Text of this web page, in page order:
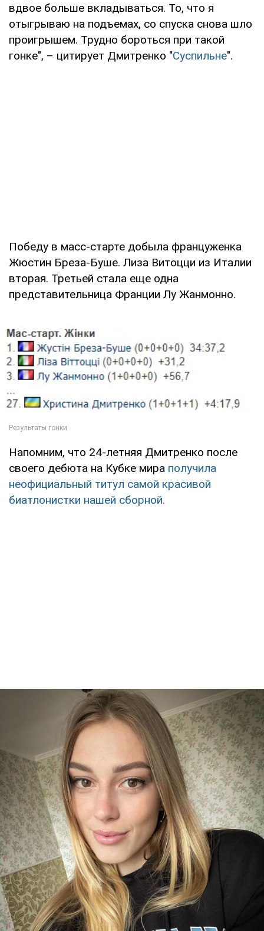
вдвое больше вкладываться. То, что я
отыгрываю на подъемах, со спуска снова шло
проигрышем. Трудно бороться при такой
гонке", – цитирует Дмитренко "Суспильне".
Победу в масс-старте добыла француженка
Жюстин Бреза-Буше. Лиза Витоцци из Италии
вторая. Третьей стала еще одна
представительница Франции Лу Жанмонно.
Напомним, что 24-летняя Дмитренко после
своего дебюта на Кубке мира получила
неофициальный титул самой красивой
биатлонистки нашей сборной.